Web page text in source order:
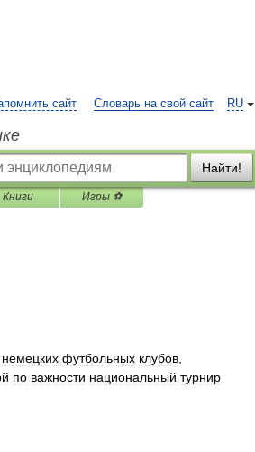
RU
сайт Словарь на свой сайт
Найти!
Книги Игры ⚽
немецких футбольных клубов
по важности национальный турнир